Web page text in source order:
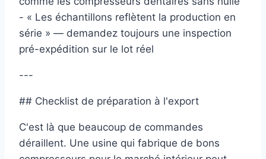
- « Les échantillons reflètent la production en
série » — demandez toujours une inspection
pré-expédition sur le lot réel
---
## Checklist de préparation à l'export
C'est là que beaucoup de commandes
déraillent. Une usine qui fabrique de bons